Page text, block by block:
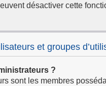
désactiver cette
et groupes
?
sont les membres